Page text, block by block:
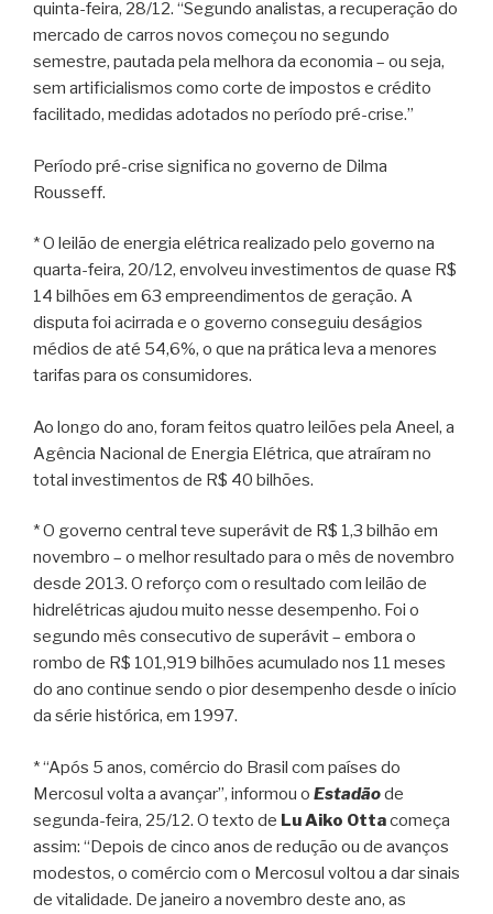
quinta-feira, 28/12. “Segundo analistas, a recuperação do
mercado de carros novos começou no segundo
semestre, pautada pela melhora da economia – ou seja,
sem artificialismos como corte de impostos e crédito
facilitado, medidas adotados no período pré-crise.”
Período pré-crise significa no governo de Dilma
Rousseff.
* O leilão de energia elétrica realizado pelo governo na
quarta-feira, 20/12, envolveu investimentos de quase R$
14 bilhões em 63 empreendimentos de geração. A
disputa foi acirrada e o governo conseguiu deságios
médios de até 54,6%, o que na prática leva a menores
tarifas para os consumidores.
Ao longo do ano, foram feitos quatro leilões pela Aneel, a
Agência Nacional de Energia Elétrica, que atraíram no
total investimentos de R$ 40 bilhões.
* O governo central teve superávit de R$ 1,3 bilhão em
novembro – o melhor resultado para o mês de novembro
desde 2013. O reforço com o resultado com leilão de
hidrelétricas ajudou muito nesse desempenho. Foi o
segundo mês consecutivo de superávit – embora o
rombo de R$ 101,919 bilhões acumulado nos 11 meses
do ano continue sendo o pior desempenho desde o início
da série histórica, em 1997.
* “Após 5 anos, comércio do Brasil com países do
Mercosul volta a avançar”, informou o Estadãode
segunda-feira, 25/12. O texto de Lu Aiko Ottacomeça
assim: “Depois de cinco anos de redução ou de avanços
modestos, o comércio com o Mercosul voltou a dar sinais
de vitalidade. De janeiro a novembro deste ano, as